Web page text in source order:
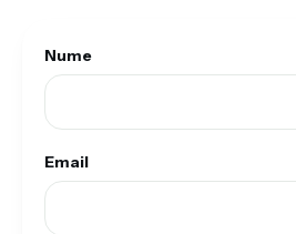
Nume
Email